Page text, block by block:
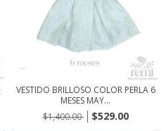
VESTIDO BRILLOSO COLOR PERLA 6
MESES MAY...
$1,400.00
$529.00